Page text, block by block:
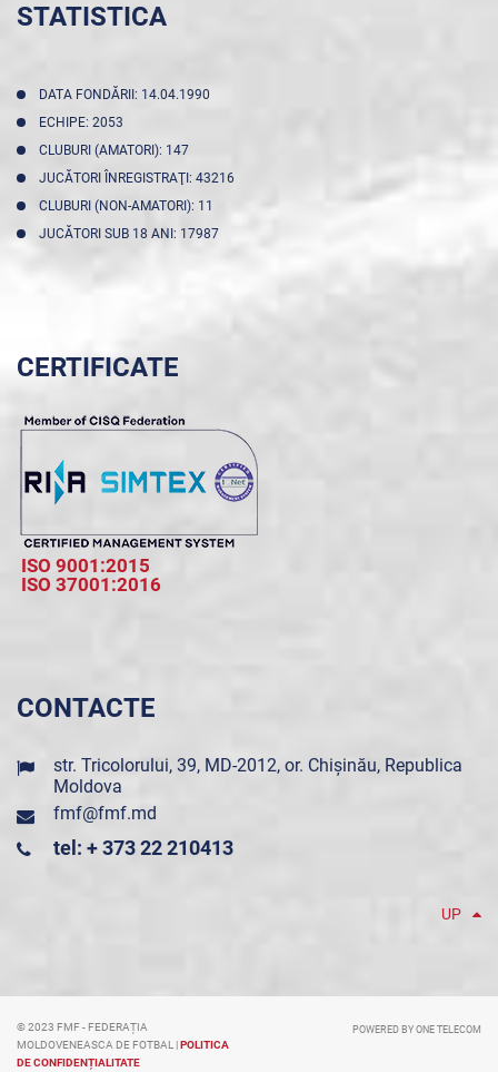
STATISTICA
DATA FONDĂRII: 14.04.1990
ECHIPE: 2053
CLUBURI (AMATORI): 147
JUCĂTORI ÎNREGISTRAŢI: 43216
CLUBURI (NON-AMATORI): 11
JUCĂTORI SUB 18 ANI: 17987
CERTIFICATE
ISO 9001:2015
ISO 37001:2016
CONTACTE
str. Tricolorului, 39, MD-2012, or. Chișinău, Republica
Moldova
fmf@fmf.md
tel: + 373 22 210413
UP
© 2023 FMF - FEDERAȚIA
MOLDOVENEASCA DE FOTBAL |POLITICA
DE CONFIDENȚIALITATE
POWERED BY ONE TELECOM